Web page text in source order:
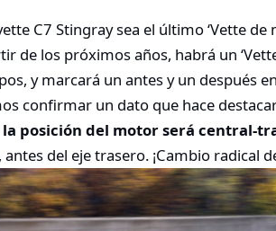
C7 Stingray sea el último ‘Vette
de los próximos años, habrá un
y marcará un antes y un después
confirmar un dato que hace
la posición del motor será central-
del eje trasero. ¡Cambio radical